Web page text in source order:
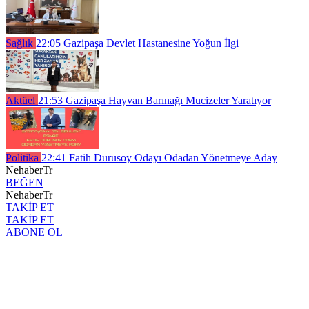
Sağlık 22:05 Gazipaşa Devlet Hastanesine Yoğun İlgi
Aktüel 21:53 Gazipaşa Hayvan Barınağı Mucizeler Yaratıyor
Politika 22:41 Fatih Durusoy Odayı Odadan Yönetmeye Aday
NehaberTr
BEĞEN
NehaberTr
TAKİP ET
TAKİP ET
ABONE OL